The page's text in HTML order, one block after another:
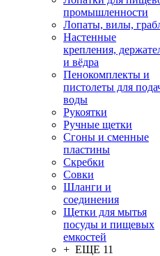
промышленности
Лопаты, вилы,
Настенные
крепления,
и вёдра
Пенокомплекты и
пистолеты для
воды
Рукоятки
Ручные щетки
Сгоны и сменные
пластины
Скребки
Совки
Шланги и
соединения
Щетки для мытья
посуды и пищевых
емкостей
+ ЕЩЕ 11